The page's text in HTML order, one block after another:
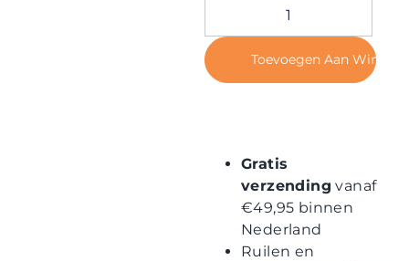
Toevoegen Aan
Gratis
verzending vanaf
€49,95 binnen
Nederland
Ruilen en